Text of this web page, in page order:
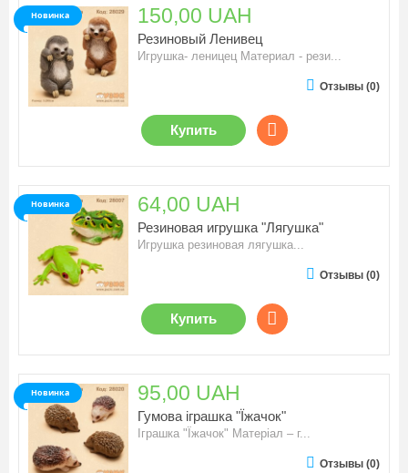
150,00 UAH
Резиновый Ленивец
Игрушка- леницец Материал - рези...
Отзывы (0)
Купить
Новинка
64,00 UAH
Резиновая игрушка "Лягушка"
Игрушка резиновая лягушка...
Отзывы (0)
Купить
Новинка
95,00 UAH
Гумова іграшка "Їжачок"
Іграшка "Їжачок" Матеріал – г...
Отзывы (0)
Новинка